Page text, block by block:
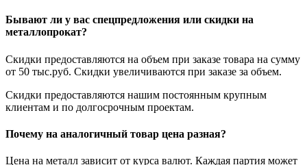
Бывают ли у вас спецпредложения или скидки на
металлопрокат?
Скидки предоставляются на объем при заказе товара на сумму
от 50 тыс.руб. Скидки увеличиваются при заказе за объем.
Скидки предоставляются нашим постоянным крупным
клиентам и по долгосрочным проектам.
Почему на аналогичный товар цена разная?
Цена на металл зависит от курса валют. Каждая партия может